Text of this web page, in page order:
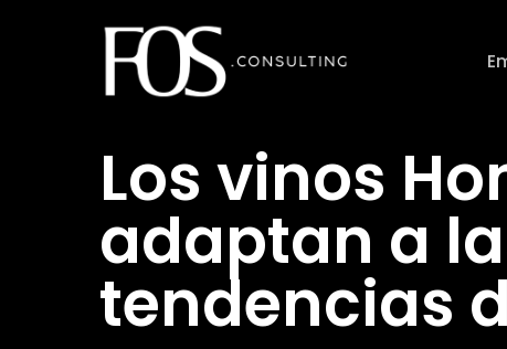
Los vinos
adaptan a
tendencias